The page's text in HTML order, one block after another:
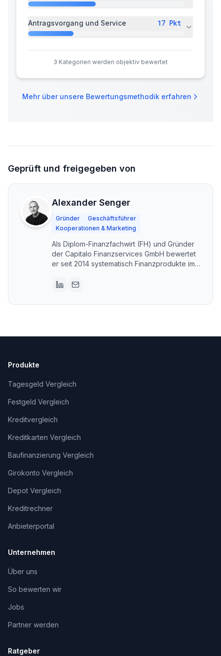
Antragsvorgang und Service 17 Pkt
3 Kategorien werden objektiv bewertet
Mehr über unsere Bewertungsmethodik erfahren
Geprüft und freigegeben von
Alexander Senger
Gründer
Geschäftsführer
Kooperationen & Marketing
Als Diplom-Finanzfachwirt (FH) und Gründer
der Capitalo Finanzservices GmbH bewertet
er seit 2014 systematisch Finanzprodukte im
transparente Vergleiche – kostenlos und im
Unterstützung, fachlich geprüft und
Produkte
Tagesgeld Vergleich
Festgeld Vergleich
Kreditvergleich
Kreditkarten Vergleich
Baufinanzierung Vergleich
Girokonto Vergleich
Depot Vergleich
Kreditrechner
Anbieterportal
Unternehmen
Über uns
So bewerten wir
Jobs
Partner werden
Ratgeber